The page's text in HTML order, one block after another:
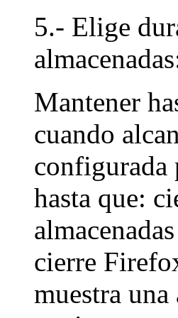
5.- Elige
Mantener
cuando
configurada
hasta que:
cierre
muestra